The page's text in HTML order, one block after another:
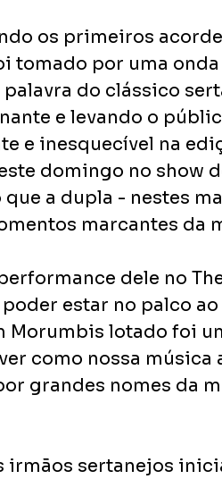
os primeiros
tomado por uma
do clássico
e levando o
e inesquecível na
domingo no show
a dupla - nestes
marcantes da
dele no
poder estar no palco
Morumbis lotado foi
como nossa música
grandes nomes da
irmãos sertanejos